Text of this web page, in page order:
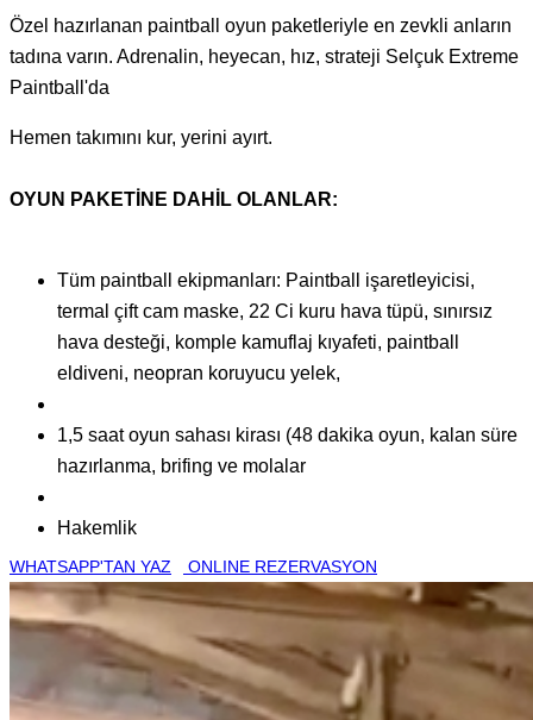
Özel hazırlanan paintball oyun paketleriyle en zevkli anların
tadına varın. Adrenalin, heyecan, hız, strateji Selçuk Extreme
Paintball'da
Hemen takımını kur, yerini ayırt.
OYUN PAKETİNE DAHİL OLANLAR:
Tüm paintball ekipmanları: Paintball işaretleyicisi,
termal çift cam maske, 22 Ci kuru hava tüpü, sınırsız
hava desteği, komple kamuflaj kıyafeti, paintball
eldiveni, neopran koruyucu yelek,
1,5 saat oyun sahası kirası (48 dakika oyun, kalan süre
hazırlanma, brifing ve molalar
Hakemlik
WHATSAPP'TAN YAZ ONLINE REZERVASYON